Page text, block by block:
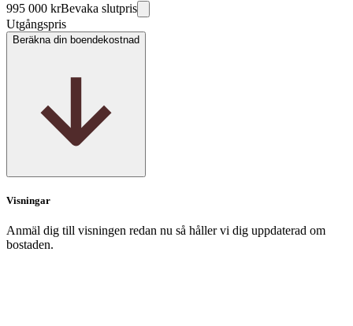
995 000 krBevaka slutpris
Utgångspris
Beräkna din boendekostnad
Visningar
Anmäl dig till visningen redan nu så håller vi dig uppdaterad om
bostaden.